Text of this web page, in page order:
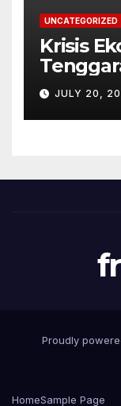
UNCATEGORIZED
Krisis
JULY 20,
Proudly
HomeSample Page